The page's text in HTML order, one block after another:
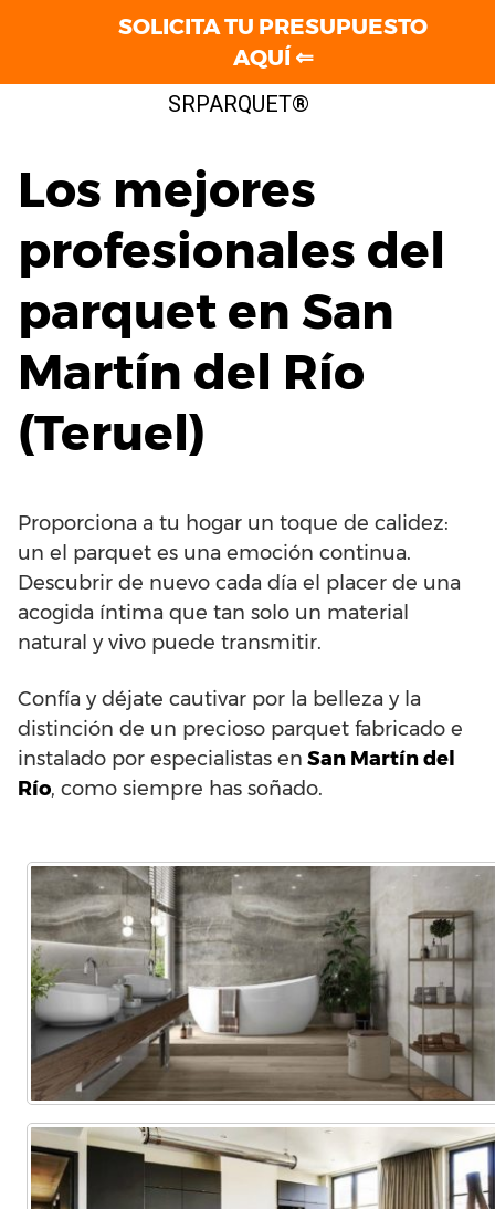
SRPARQUET®
Los mejores
profesionales del
parquet en San
Martín del Río
(Teruel)
Proporciona a tu hogar un toque de calidez:
un el parquet es una emoción continua.
Descubrir de nuevo cada día el placer de una
acogida íntima que tan solo un material
natural y vivo puede transmitir.
Confía y déjate cautivar por la belleza y la
distinción de un precioso parquet fabricado e
instalado por especialistas en San Martín del
Río, como siempre has soñado.
SOLICITA TU PRESUPUESTO
AQUÍ ⇐